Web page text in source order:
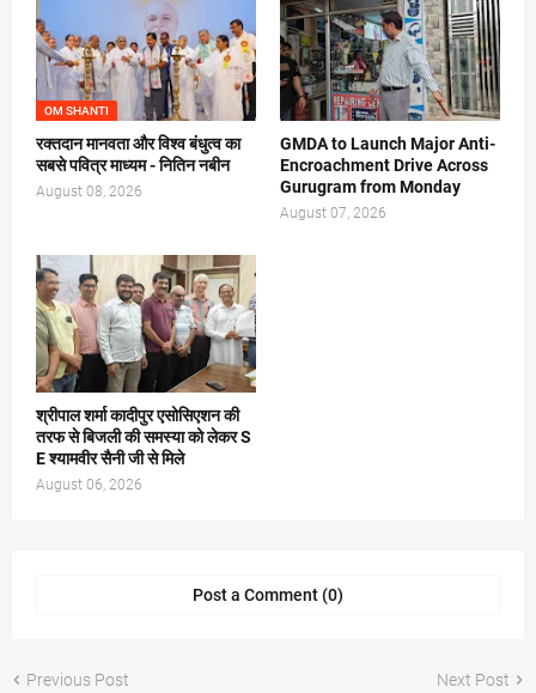
OM SHANTI
रक्तदान मानवता और विश्व बंधुत्व का
सबसे पवित्र माध्यम - नितिन नबीन
August 08, 2026
GMDA to Launch Major Anti-
Encroachment Drive Across
Gurugram from Monday
August 07, 2026
श्रीपाल शर्मा कादीपुर एसोसिएशन की
तरफ से बिजली की समस्या को लेकर S
E श्यामवीर सैनी जी से मिले
August 06, 2026
Post a Comment (0)
Previous Post Next Post